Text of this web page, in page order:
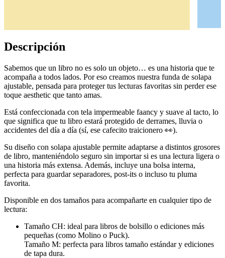
Descripción
Sabemos que un libro no es solo un objeto… es una historia que te
acompaña a todos lados. Por eso creamos nuestra funda de solapa
ajustable, pensada para proteger tus lecturas favoritas sin perder ese
toque aesthetic que tanto amas.
Está confeccionada con tela impermeable faancy y suave al tacto, lo
que significa que tu libro estará protegido de derrames, lluvia o
accidentes del día a día (sí, ese cafecito traicionero 👀).
Su diseño con solapa ajustable permite adaptarse a distintos grosores
de libro, manteniéndolo seguro sin importar si es una lectura ligera o
una historia más extensa. Además, incluye una bolsa interna,
perfecta para guardar separadores, post-its o incluso tu pluma
favorita.
Disponible en dos tamaños para acompañarte en cualquier tipo de
lectura:
Tamaño CH: ideal para libros de bolsillo o ediciones más
pequeñas (como Molino o Puck).
Tamaño M: perfecta para libros tamaño estándar y ediciones
de tapa dura.